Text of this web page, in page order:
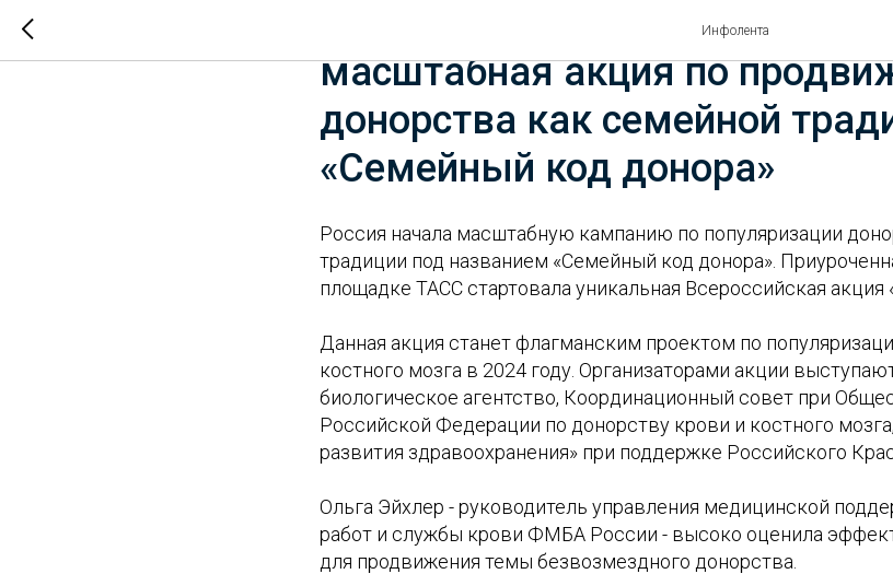
Инфолента
В Российской Федерации
масштабная акция по
донорства как семейной
«Семейный код донора»
Россия начала масштабную кампанию по популяризации
традиции под названием «Семейный код донора».
площадке ТАСС стартовала уникальная Всероссийская акция
Данная акция станет флагманским проектом по
костного мозга в 2024 году. Организаторами акции
биологическое агентство, Координационный совет при
Российской Федерации по донорству крови и костного
развития здравоохранения» при поддержке Российского
Ольга Эйхлер - руководитель управления медицинской
работ и службы крови ФМБА России - высоко оценила
для продвижения темы безвозмездного донорства.